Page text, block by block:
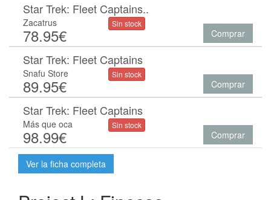
Star Trek: Fleet Captains..
Zacatrus
78.95€
Sin stock
Comprar
Star Trek: Fleet Captains
Snafu Store
89.95€
Sin stock
Comprar
Star Trek: Fleet Captains
Más que oca
98.99€
Sin stock
Comprar
Ver la ficha completa